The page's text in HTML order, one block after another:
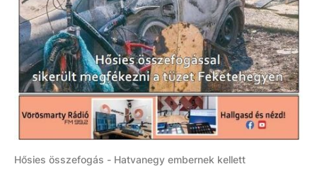
Hősies összefogás - Hatvanegy embernek kellett